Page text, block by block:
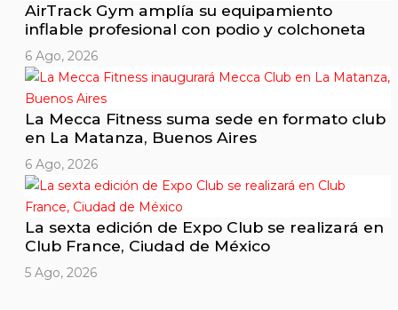
AirTrack Gym amplía su equipamiento
inflable profesional con podio y colchoneta
6 Ago, 2026
La Mecca Fitness suma sede en formato club
en La Matanza, Buenos Aires
6 Ago, 2026
La sexta edición de Expo Club se realizará en
Club France, Ciudad de México
5 Ago, 2026